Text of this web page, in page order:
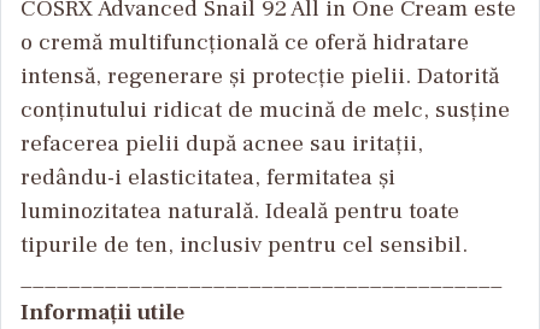
COSRX Advanced Snail 92 All in One Cream este
o cremă multifuncțională ce oferă hidratare
intensă, regenerare și protecție pielii. Datorită
conținutului ridicat de mucină de melc, susține
refacerea pielii după acnee sau iritații,
redându-i elasticitatea, fermitatea și
luminozitatea naturală. Ideală pentru toate
tipurile de ten, inclusiv pentru cel sensibil.
Informații utile